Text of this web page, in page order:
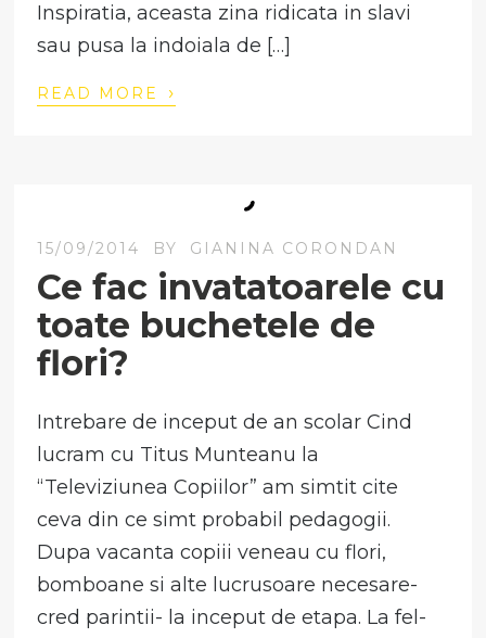
Inspiratia, aceasta zina ridicata in slavi
sau pusa la indoiala de […]
READ MORE ›
15/09/2014 BY GIANINA CORONDAN
Ce fac invatatoarele cu
toate buchetele de
flori?
Intrebare de inceput de an scolar Cind
lucram cu Titus Munteanu la
“Televiziunea Copiilor” am simtit cite
ceva din ce simt probabil pedagogii.
Dupa vacanta copiii veneau cu flori,
bomboane si alte lucrusoare necesare-
cred parintii- la inceput de etapa. La fel-